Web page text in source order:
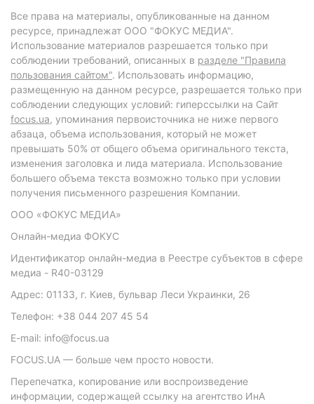
Все права на материалы, опубликованные на данном
ресурсе, принадлежат ООО "ФОКУС МЕДИА".
Использование материалов разрешается только при
соблюдении требований, описанных в разделе "Правила
пользования сайтом". Использовать информацию,
размещенную на данном ресурсе, разрешается только при
соблюдении следующих условий: гиперссылки на Сайт
focus.ua, упоминания первоисточника не ниже первого
абзаца, объема использования, который не может
превышать 50% от общего объема оригинального текста,
изменения заголовка и лида материала. Использование
большего объема текста возможно только при условии
получения письменного разрешения Компании.
ООО «ФОКУС МЕДИА»
Онлайн-медиа ФОКУС
Идентификатор онлайн-медиа в Реестре субъектов в сфере
медиа - R40-03129
Адрес: 01133, г. Киев, бульвар Леси Украинки, 26
Телефон: +38 044 207 45 54
E-mail: info@focus.ua
FOCUS.UA — больше чем просто новости.
Перепечатка, копирование или воспроизведение
информации, содержащей ссылку на агентство ИнА